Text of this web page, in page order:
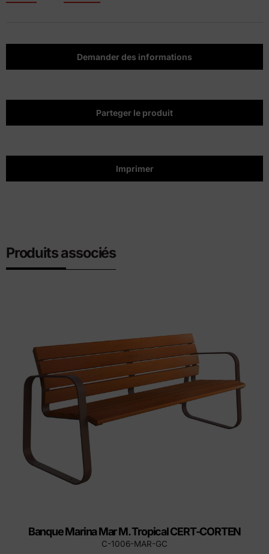
Demander des informations
Parteger le produit
Imprimer
Produits associés
Banque Marina Mar M. Tropical CERT-CORTEN
C-1006-MAR-GC